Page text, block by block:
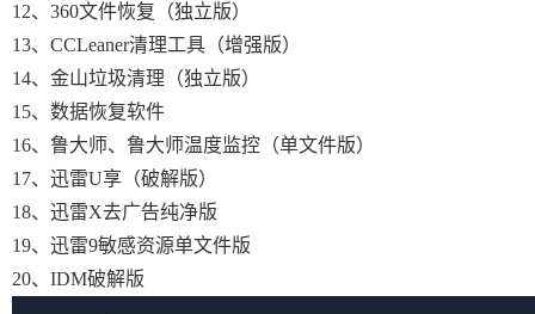
12、360文件恢复（独立版）
13、CCLeaner清理工具（增强版）
14、金山垃圾清理（独立版）
15、数据恢复软件
16、鲁大师、鲁大师温度监控（单文件版）
17、迅雷U享（破解版）
18、迅雷X去广告纯净版
19、迅雷9敏感资源单文件版
20、IDM破解版